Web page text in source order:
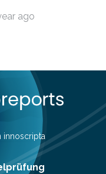
ermöglichen: Sie
1.
Blick Viele Banken
Banking eine
bei anderen
ago
innoscripta